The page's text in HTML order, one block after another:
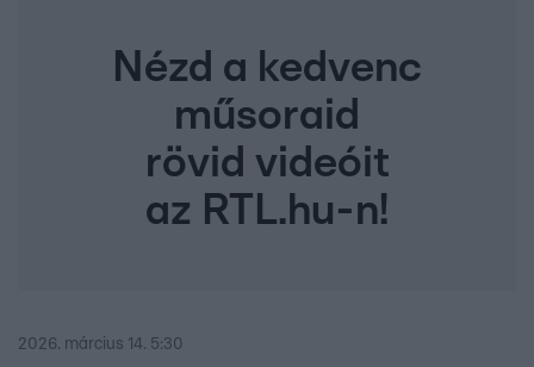
Nézd a kedvenc
műsoraid
rövid videóit
az RTL.hu-n!
2026. március 14. 5:30